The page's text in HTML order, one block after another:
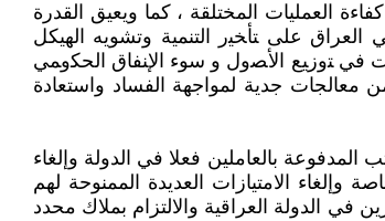
العمليات المختلقة ، كما ويعيق القدرة
ﻋﻠﻰ ﺘﺄﺨﻴﺭ ﺍﻟﺘﻨﻤﻴﺔ وتشويه الهيكل
ﻓﻲ ﺘﻭﺯﻴﻊ ﺍﻷﺼﻭل ﻭ سوء ﺍﻹﻨﻔﺎﻕ ﺍﻟﺤﻜﻭﻤﻲ
معالجات جدية لمواجهة الفساد واستعادة
بالعاملين فعلا في الدولة وإلغاء
الامتيازات العديدة الممنوحة لهم
الدولة العراقية والالتزام بملاك محدد